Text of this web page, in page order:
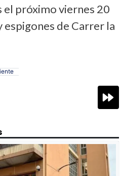
el próximo viernes 20
espigones de Carrer la